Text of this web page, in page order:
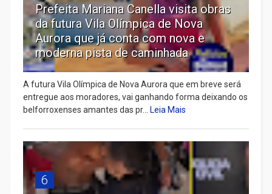
Prefeita Mariana Canella visita obras
da futura Vila Olímpica de Nova
Aurora que já conta com nova e
moderna pista de caminhada
A futura Vila Olímpica de Nova Aurora que em breve será
entregue aos moradores, vai ganhando forma deixando os
belforroxenses amantes das pr... Leia Mais
6